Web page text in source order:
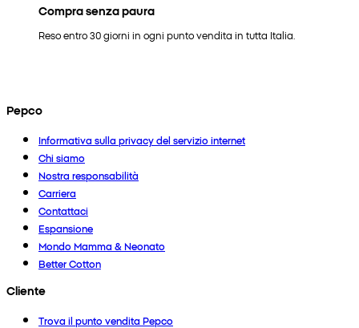
Compra senza paura
Reso entro 30 giorni in ogni punto vendita in tutta Italia.
Pepco
Informativa sulla privacy del servizio internet
Chi siamo
Nostra responsabilità
Carriera
Contattaci
Espansione
Mondo Mamma & Neonato
Better Cotton
Cliente
Trova il punto vendita Pepco